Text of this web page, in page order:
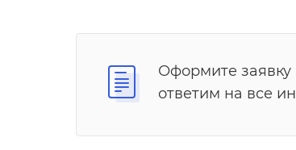
Оформите
ответим на все